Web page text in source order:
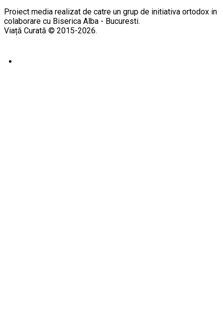
Proiect media realizat de catre un grup de initiativa ortodox in
colaborare cu Biserica Alba - Bucuresti.
Viață Curată © 2015-2026.